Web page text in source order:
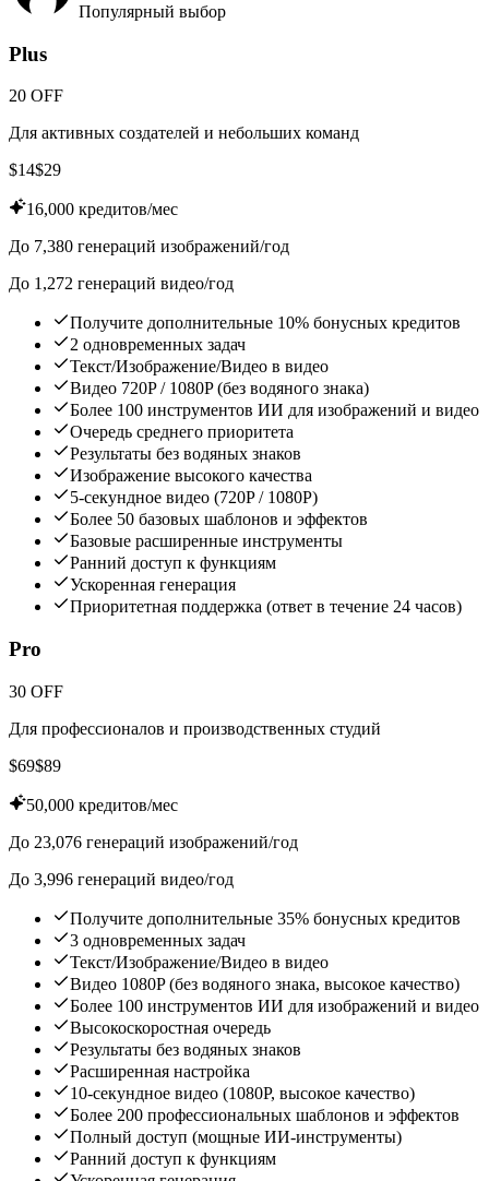
Популярный выбор
Plus
20 OFF
Для активных создателей и небольших команд
$14$29
16,000 кредитов/мес
До 7,380 генераций изображений/год
До 1,272 генераций видео/год
Получите дополнительные 10% бонусных кредитов
2 одновременных задач
Текст/Изображение/Видео в видео
Видео 720P / 1080P (без водяного знака)
Более 100 инструментов ИИ для изображений и видео
Очередь среднего приоритета
Результаты без водяных знаков
Изображение высокого качества
5-секундное видео (720P / 1080P)
Более 50 базовых шаблонов и эффектов
Базовые расширенные инструменты
Ранний доступ к функциям
Ускоренная генерация
Приоритетная поддержка (ответ в течение 24 часов)
Pro
30 OFF
Для профессионалов и производственных студий
$69$89
50,000 кредитов/мес
До 23,076 генераций изображений/год
До 3,996 генераций видео/год
Получите дополнительные 35% бонусных кредитов
3 одновременных задач
Текст/Изображение/Видео в видео
Видео 1080P (без водяного знака, высокое качество)
Более 100 инструментов ИИ для изображений и видео
Высокоскоростная очередь
Результаты без водяных знаков
Расширенная настройка
10-секундное видео (1080P, высокое качество)
Более 200 профессиональных шаблонов и эффектов
Полный доступ (мощные ИИ-инструменты)
Ранний доступ к функциям